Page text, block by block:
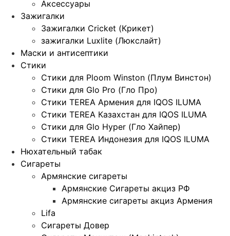
Аксессуары
Зажигалки
Зажигалки Cricket (Крикет)
зажигалки Luxlite (Люкслайт)
Маски и антисептики
Стики
Стики для Ploom Winston (Плум Винстон)
Стики для Glo Pro (Гло Про)
Стики TEREA Армения для IQOS ILUMA
Стики TEREA Казахстан для IQOS ILUMA
Стики для Glo Hyper (Гло Хайпер)
Стики TEREA Индонезия для IQOS ILUMA
Нюхательный табак
Сигареты
Армянские сигареты
Армянские Сигареты акциз РФ
Армянские сигареты акциз Армения
Lifa
Сигареты Довер